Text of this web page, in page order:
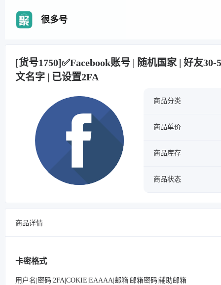
很多号
[货号1750]✅Facebook账号 | 随机国家 | 好友
文名字 | 已设置2FA
商品分类
商品单价
商品库存
商品状态
商品详情
卡密格式
用户名|密码|2FA|COKIE|EAAAA|邮箱|邮箱密码|辅助邮箱